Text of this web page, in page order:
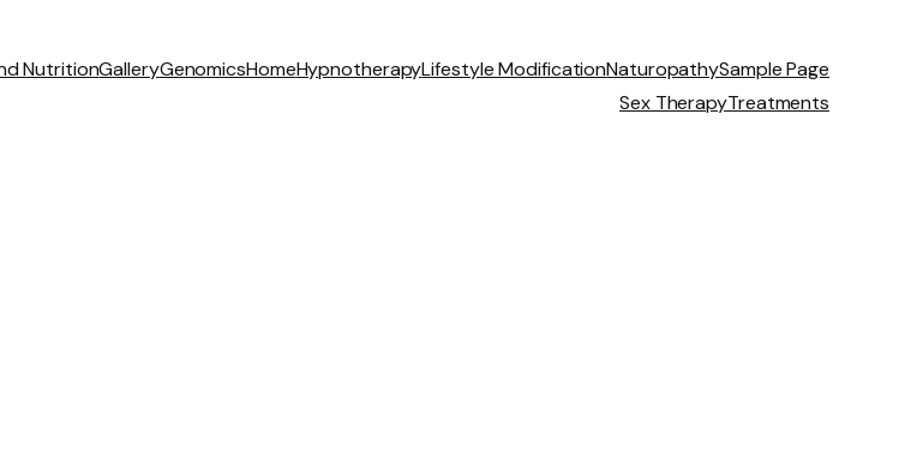
NutritionGalleryGenomicsHomeHypnotherapyLifestyle ModificationNaturopathySample Page
Sex TherapyTreatments